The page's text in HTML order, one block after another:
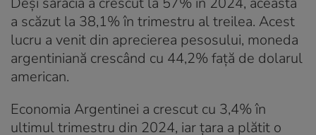
a scăzut la 38,1% în trimestru al treilea. Acest
lucru a venit din aprecierea pesosului, moneda
argentiniană crescând cu 44,2% față de dolarul
american.
Economia Argentinei a crescut cu 3,4% în
ultimul trimestru din 2024, iar țara a plătit o